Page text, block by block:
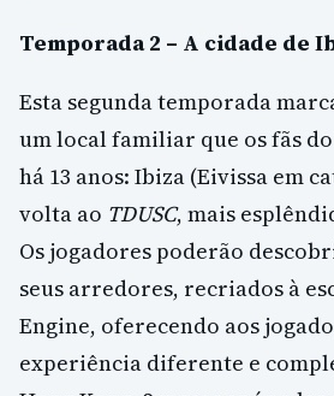
Temporada 2 – A cidade de
Esta segunda temporada
um local familiar que os fãs do
há 13 anos: Ibiza (Eivissa em
volta ao TDUSC, mais
Os jogadores poderão
seus arredores, recriados à
Engine, oferecendo aos
experiência diferente e